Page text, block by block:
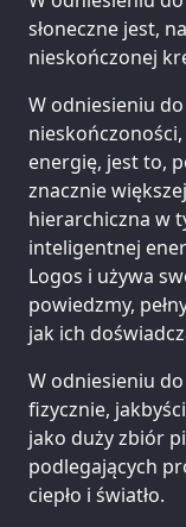
słoneczne jest,
nieskończonej
W odniesieniu
energię, jest to,
znacznie
hierarchiczna w
inteligentnej
Logos i używa
powiedzmy,
jak ich
W odniesieniu do
fizycznie,
jako duży zbiór
podlegających
ciepło i światło.